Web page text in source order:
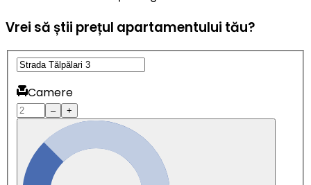
Vrei să știi prețul apartamentului tău?
Camere
– +